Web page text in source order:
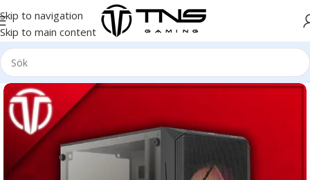
Skip to navigation
Skip to main content